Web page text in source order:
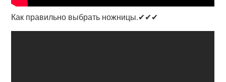
Как правильно выбрать ножницы.✔✔✔